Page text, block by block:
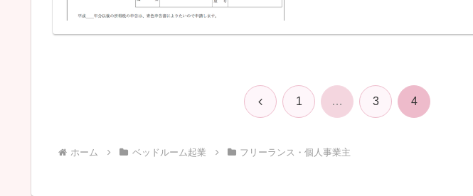
前 1 … 3 4
ホーム ベッドルーム起業 フリーランス・個人事業主